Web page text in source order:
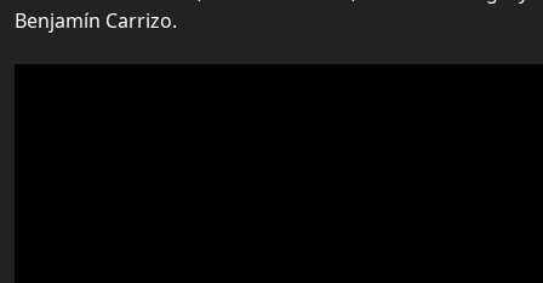
Benjamín Carrizo.